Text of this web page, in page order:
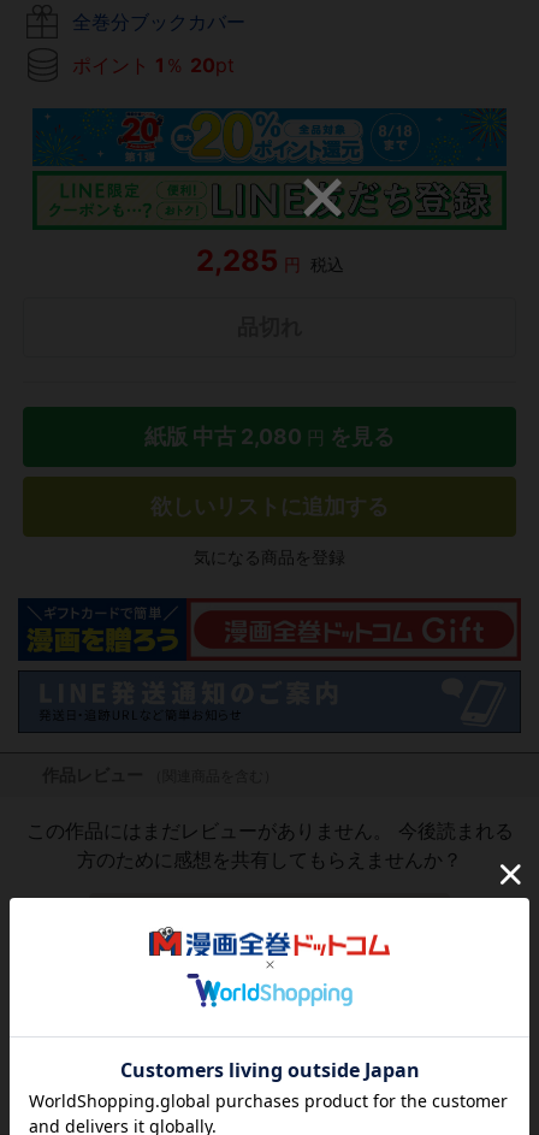
全巻分ブックカバー
ポイント 1 ％ 20pt
2,285 円 税込
紙版 中古 2,080 円 を見る
欲しいリストに追加する
気になる商品を登録
この作品にはまだレビューがありません。 今後読まれる
方のために感想を共有してもらえませんか？
2,285 円 税込
品切れ